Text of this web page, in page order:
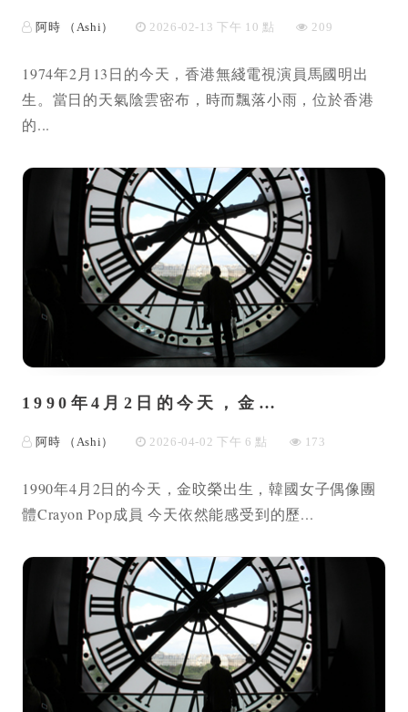
阿時 （Ashi） 2026-02-13 下午 10 點 209
1974年2月13日的今天，香港無綫電視演員馬國明出
生。當日的天氣陰雲密布，時而飄落小雨，位於香港
的...
1990年4月2日的今天，金…
阿時 （Ashi） 2026-04-02 下午 6 點 173
1990年4月2日的今天，金旼榮出生，韓國女子偶像團
體Crayon Pop成員 今天依然能感受到的歷...